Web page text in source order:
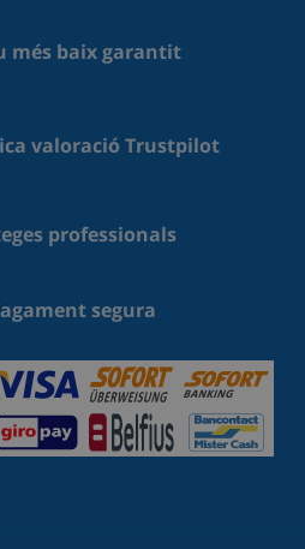
més baix garantit
valoració Trustpilot
professionals
segura